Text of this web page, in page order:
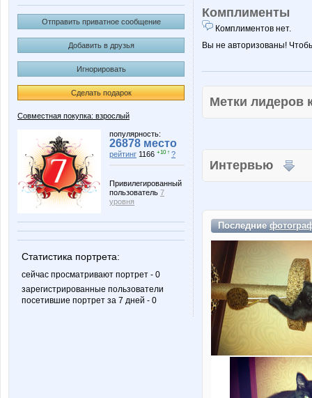
Отправить приватное сообщение
Добавить в друзья
Игнорировать
Сделать подарок
Совместная покупка: взрослый
популярность:
26878 место
рейтинг 1166 +10 ↑ ?
Привилегированный
пользователь 7
уровня
Статистика портрета:
сейчас просматривают портрет - 0
зарегистрированные пользователи
посетившие портрет за 7 дней - 0
Комплименты
Комплиментов нет.
Вы не авторизованы!
Метки
Интервью
Последние